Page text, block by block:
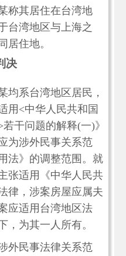
称其居住在台湾地
台湾地区与上海之
居住地。
决
均系台湾地区居民，
用<中华人民共和国
干问题的解释(一)》
为涉外民事关系范
法》的调整范围。就
张适用《中华人民共
律，涉案房屋应属夫
应适用台湾地区法
，为其一人所有。
外民事法律关系范